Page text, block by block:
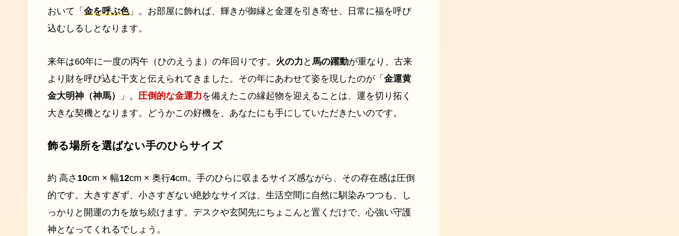
おいて「 金を呼ぶ色」。お部屋に飾れば、輝きが御縁と金運を引き寄せ、日常に福を呼び
込むしるしとなります。
来年は60年に一度の丙午（ひのえうま）の年回りです。 火の力 と 馬の躍動が重なり、古来
より財を呼び込む干支と伝えられてきました。その年にあわせて姿を現したのが「 金運黄
金大明神（神馬）
」。 圧倒的な金運力 を備えたこの縁起物を迎えることは、運を切り拓く
大きな契機となります。どうかこの好機を、あなたにも手にしていただきたいのです。
飾る場所を選ばない手のひらサイズ
約 高さ 10cm × 幅12cm × 奥行4cm。手のひらに収まるサイズ感ながら、その存在感は圧倒
的です。大きすぎず、小さすぎない絶妙なサイズは、生活空間に自然に馴染みつつも、し
っかりと開運の力を放ち続けます。デスクや玄関先にちょこんと置くだけで、心強い守護
神となってくれるでしょう。